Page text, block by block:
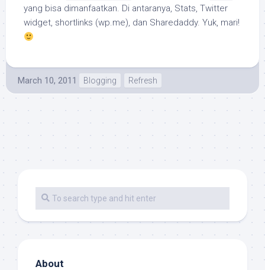
yang bisa dimanfaatkan. Di antaranya, Stats, Twitter
widget, shortlinks (wp.me), dan Sharedaddy. Yuk, mari!
March 10, 2011 Blogging Refresh
About